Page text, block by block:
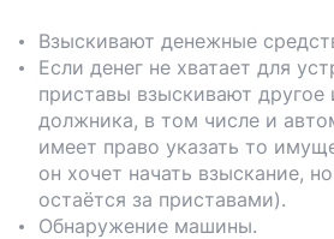
Взыскивают денежные
Если денег не хватает для
приставы взыскивают
должника, в том числе и
имеет право указать то
он хочет начать взыскание,
остаётся за приставами).
Обнаружение машины.